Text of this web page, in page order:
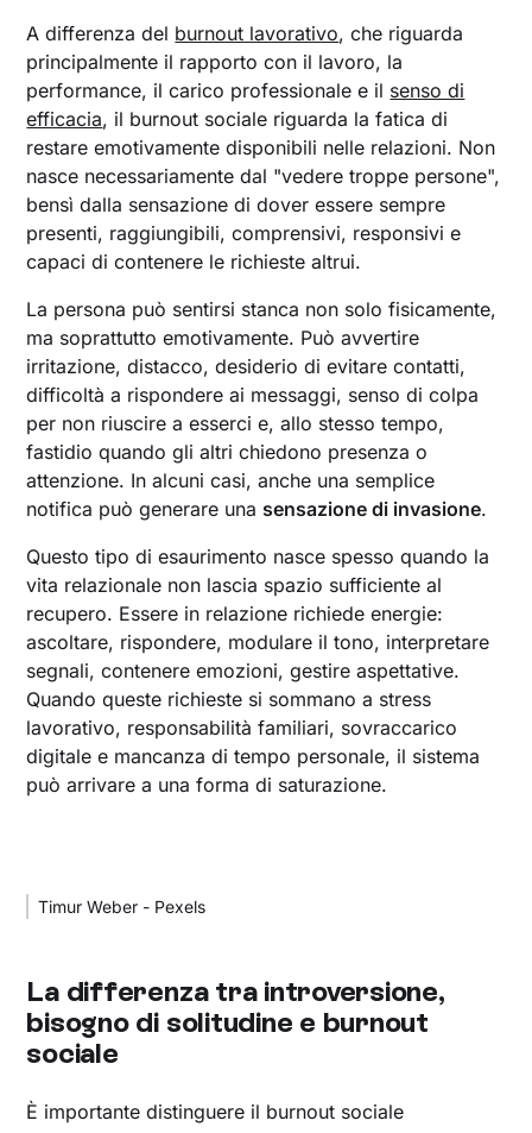
A differenza del burnout lavorativo, che riguarda
principalmente il rapporto con il lavoro, la
performance, il carico professionale e il senso di
efficacia, il burnout sociale riguarda la fatica di
restare emotivamente disponibili nelle relazioni. Non
nasce necessariamente dal "vedere troppe persone",
bensì dalla sensazione di dover essere sempre
presenti, raggiungibili, comprensivi, responsivi e
capaci di contenere le richieste altrui.
La persona può sentirsi stanca non solo fisicamente,
ma soprattutto emotivamente. Può avvertire
irritazione, distacco, desiderio di evitare contatti,
difficoltà a rispondere ai messaggi, senso di colpa
per non riuscire a esserci e, allo stesso tempo,
fastidio quando gli altri chiedono presenza o
attenzione. In alcuni casi, anche una semplice
notifica può generare una sensazione di invasione.
Questo tipo di esaurimento nasce spesso quando la
vita relazionale non lascia spazio sufficiente al
recupero. Essere in relazione richiede energie:
ascoltare, rispondere, modulare il tono, interpretare
segnali, contenere emozioni, gestire aspettative.
Quando queste richieste si sommano a stress
lavorativo, responsabilità familiari, sovraccarico
digitale e mancanza di tempo personale, il sistema
può arrivare a una forma di saturazione.
Timur Weber - Pexels
La differenza tra introversione,
bisogno di solitudine e burnout
sociale
È importante distinguere il burnout sociale